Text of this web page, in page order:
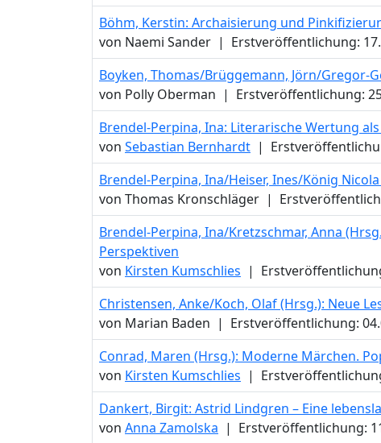
Böhm, Kerstin: Archaisierung und
von Naemi Sander | Erstveröffentlichung:
Boyken, Thomas/Brüggemann, Jörn/Gregor-
von Polly Oberman | Erstveröffentlichung:
Brendel-Perpina, Ina: Literarische Wertung
von Sebastian Bernhardt |
Brendel-Perpina, Ina/Heiser, Ines/König
von Thomas Kronschläger |
Brendel-Perpina, Ina/Kretzschmar, Anna
Perspektiven
von Kirsten Kumschlies |
Christensen, Anke/Koch, Olaf (Hrsg.): Neue
von Marian Baden | Erstveröffentlichung:
Conrad, Maren (Hrsg.): Moderne Märchen.
von Kirsten Kumschlies |
Dankert, Birgit: Astrid Lindgren – Eine
von Anna Zamolska | Erstveröffentlichung: